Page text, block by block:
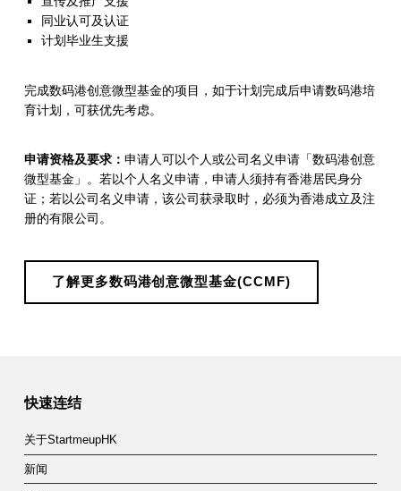
)
同业认可及认证
计划毕业生支援
完成数码港创意微型基金的项目，如于计划完成后申请数码港培
育计划，可获优先考虑。
申请资格及要求： 申请人可以个人或公司名义申请「数码港创意
微型基金」。若以个人名义申请，申请人须持有香港居民身分
证；若以公司名义申请，该公司获录取时，必须为香港成立及注
册的有限公司。
了解更多数码港创意微型基金(CCMF)
快速连结
关于StartmeupHK
新闻